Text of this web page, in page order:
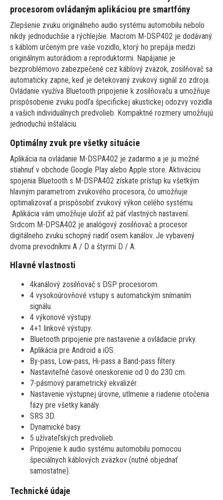
procesorom ovládaným aplikáciou pre smartfóny
Zlepšenie zvuku originálneho audio systému automobilu nebolo
nikdy jednoduchšie a rýchlejšie. Macrom M-DSP402 je dodávaný
s káblom určeným pre vaše vozidlo, ktorý ho prepája medzi
originálnym autorádiom a reproduktormi. Napájanie je
bezproblémovo zabezpečené cez káblový zväzok, zosilňovač sa
automaticky zapne, keď je detekovaný zvukový signál zo zdroja.
Ovládanie využíva Bluetooth pripojenie k zosilňovaču a umožňuje
prispôsobenie zvuku podľa špecifickej akustickej odozvy vozidla
a vašich individuálnych predvolieb. Kompaktné rozmery umožňujú
jednoduchú inštaláciu.
Optimálny zvuk pre všetky situácie
Aplikácia na ovládanie M-DSPA402 je zadarmo a je ju možné
stiahnuť v obchode Google Play alebo Apple store. Aktiváciou
spojenia Bluetooth s M-DSPA402 získate prístup ku všetkým
hlavným parametrom zvukového procesora, čo umožňuje
optimalizovať a prispôsobiť zvukový výkon celého systému.
Aplikácia vám umožňuje uložiť až päť vlastných nastavení.
Srdcom M-DPSA402 je analógový zosilňovač a procesor
digitálneho zvuku schopný riadiť osem kanálov. Je vybavený
dvoma prevodníkmi A / D a štyrmi D / A.
Hlavné vlastnosti
4kanálový zosilňovač s DSP procesorom.
4 vysokoúrovňové vstupy s automatickým snímaním
signálu.
4 výkonové výstupy.
4+1 linkové výstupy.
Bluetooth pripojenie pre nastavenie a ovládacie prvky.
Aplikácia pre Android a iOS.
By-pass, Low-pass, Hi-pass a Band-pass filtery.
Nastaviteľné časové oneskorenie od 0 do 230 cm.
7-pásmový parametrický ekvalizér.
Nastavenie výstupnej úrovne, utlmenie a riadenie otočenia
fázy pre všetky kanály.
SRS 3D.
Dynamické basy.
5 užívateľských predvolieb.
Pripojenie k audio systému automobilu pomocou
špeciálnych káblových zväzkov (nutné objednať
samostatne).
Technické údaje